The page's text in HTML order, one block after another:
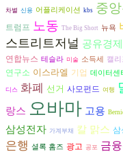
차별 신용 어플리케이션 kbs 중
트럼프 노동 The Big Short 뉴욕
스트리트저널 공유경제
연합뉴스 테슬라 미술 소득세 캘
연구소 이스라엘 기업 데이터센
디스 화폐 선거 사모펀드 여행
랑스 오바마 고용
삼성전자 가계부채 칼 맑스 삼
은행 셜록 홈즈 광고 공포 금융